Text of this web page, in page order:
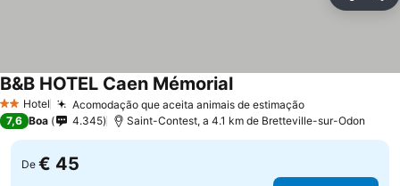
2 Estrelas
Hotel Acomodação que aceita animais de estimação
B&B HOTEL Caen Mémorial
7,6 Boa 4.345 Saint-Contest, a 4.1 km de Bretteville-sur-Odon
De € 45